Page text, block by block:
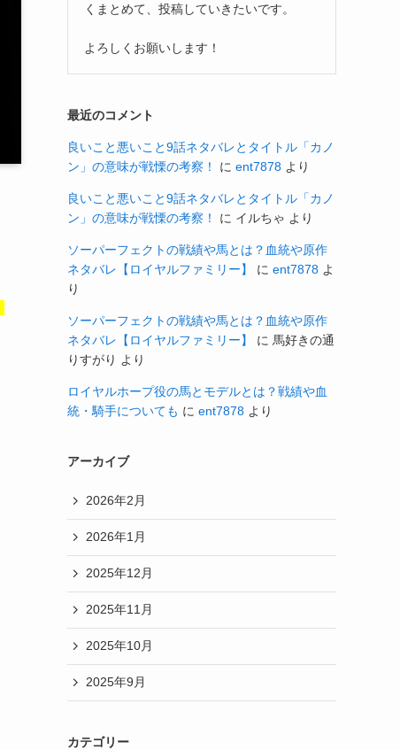
くまとめて、投稿していきたいです。
よろしくお願いします！
最近のコメント
良いこと悪いこと9話ネタバレとタイトル「カノ
ン」の意味が戦慄の考察！
に ent7878 より
良いこと悪いこと9話ネタバレとタイトル「カノ
ン」の意味が戦慄の考察！
に イルちゃ より
ソーパーフェクトの戦績や馬とは？血統や原作
ネタバレ【ロイヤルファミリー】
に ent7878 よ
り
ソーパーフェクトの戦績や馬とは？血統や原作
ネタバレ【ロイヤルファミリー】
に 馬好きの通
りすがり より
ロイヤルホープ役の馬とモデルとは？戦績や血
統・騎手についても に ent7878 より
アーカイブ
2026年2月
2026年1月
2025年12月
2025年11月
2025年10月
2025年9月
カテゴリー